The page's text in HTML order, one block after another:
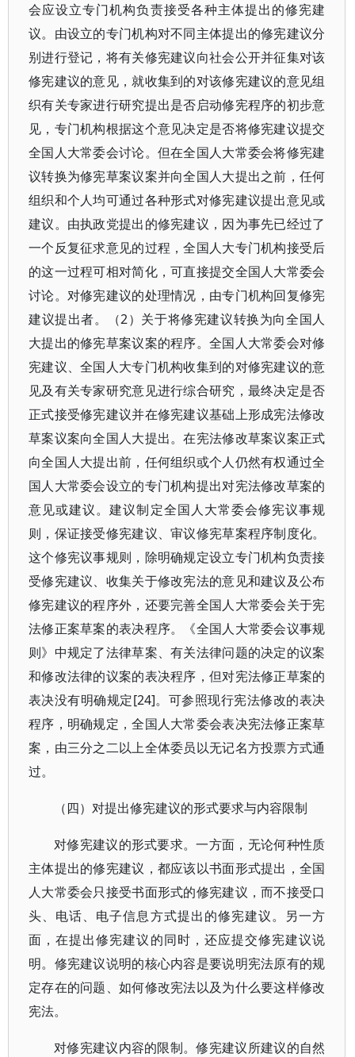
会应设立专门机构负责接受各种主体提出的修宪建
议。由设立的专门机构对不同主体提出的修宪建议分
别进行登记，将有关修宪建议向社会公开并征集对该
修宪建议的意见，就收集到的对该修宪建议的意见组
织有关专家进行研究提出是否启动修宪程序的初步意
见，专门机构根据这个意见决定是否将修宪建议提交
全国人大常委会讨论。但在全国人大常委会将修宪建
议转换为修宪草案议案并向全国人大提出之前，任何
组织和个人均可通过各种形式对修宪建议提出意见或
建议。由执政党提出的修宪建议，因为事先已经过了
一个反复征求意见的过程，全国人大专门机构接受后
的这一过程可相对简化，可直接提交全国人大常委会
讨论。对修宪建议的处理情况，由专门机构回复修宪
建议提出者。（2）关于将修宪建议转换为向全国人
大提出的修宪草案议案的程序。全国人大常委会对修
宪建议、全国人大专门机构收集到的对修宪建议的意
见及有关专家研究意见进行综合研究，最终决定是否
正式接受修宪建议并在修宪建议基础上形成宪法修改
草案议案向全国人大提出。在宪法修改草案议案正式
向全国人大提出前，任何组织或个人仍然有权通过全
国人大常委会设立的专门机构提出对宪法修改草案的
意见或建议。建议制定全国人大常委会修宪议事规
则，保证接受修宪建议、审议修宪草案程序制度化。
这个修宪议事规则，除明确规定设立专门机构负责接
受修宪建议、收集关于修改宪法的意见和建议及公布
修宪建议的程序外，还要完善全国人大常委会关于宪
法修正案草案的表决程序。《全国人大常委会议事规
则》中规定了法律草案、有关法律问题的决定的议案
和修改法律的议案的表决程序，但对宪法修正草案的
表决没有明确规定[24]。可参照现行宪法修改的表决
程序，明确规定，全国人大常委会表决宪法修正案草
案，由三分之二以上全体委员以无记名方投票方式通
过。
（四）对提出修宪建议的形式要求与内容限制
对修宪建议的形式要求。一方面，无论何种性质
主体提出的修宪建议，都应该以书面形式提出，全国
人大常委会只接受书面形式的修宪建议，而不接受口
头、电话、电子信息方式提出的修宪建议。另一方
面，在提出修宪建议的同时，还应提交修宪建议说
明。修宪建议说明的核心内容是要说明宪法原有的规
定存在的问题、如何修改宪法以及为什么要这样修改
宪法。
对修宪建议内容的限制。修宪建议所建议的自然